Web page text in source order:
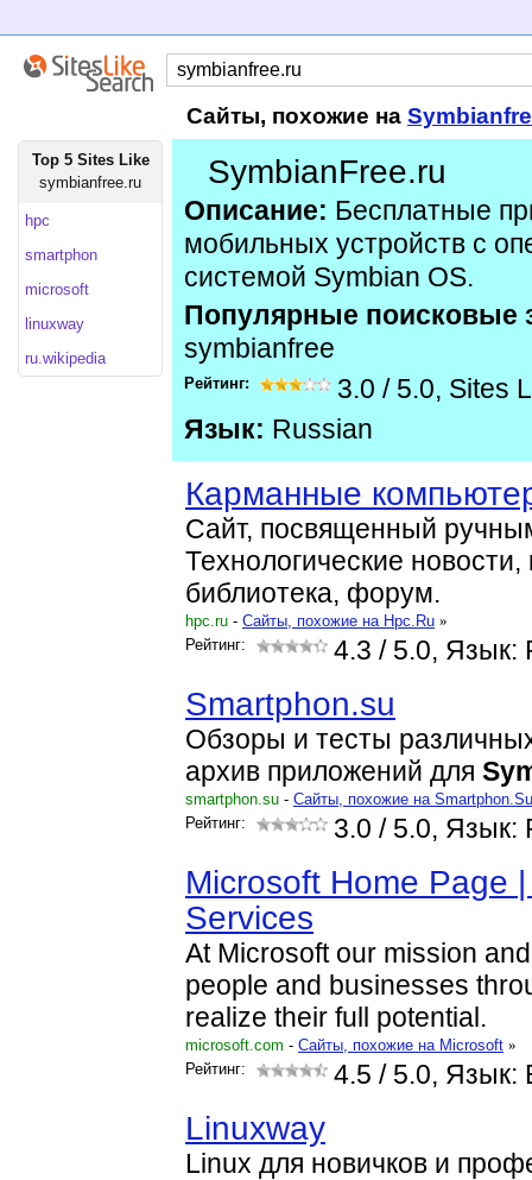
Сайты, похожие на
Top 5 Sites Like
symbianfree.ru
hpc
smartphon
microsoft
linuxway
ru.wikipedia
SymbianFree.ru
Описание: Бесплатные
мобильных устройств с
системой Symbian OS.
Популярные поисковые
symbianfree
Рейтинг: 3.0 / 5.0, Sites
Язык: Russian
Карманные
Сайт, посвященный
Технологические новости,
библиотека, форум.
hpc.ru - Cайты, похожие на Hpc.Ru »
Рейтинг:
4.3 / 5.0, Язык:
Smartphon.su
Обзоры и тесты
архив приложений для
smartphon.su - Cайты, похожие на Smartphon.Su
Рейтинг:
3.0 / 5.0, Язык:
Microsoft Home Page
Services
At Microsoft our mission
people and businesses
realize their full potential.
microsoft.com - Cайты, похожие на Microsoft »
Рейтинг:
4.5 / 5.0, Язык:
Linuxway
Linux для новичков и